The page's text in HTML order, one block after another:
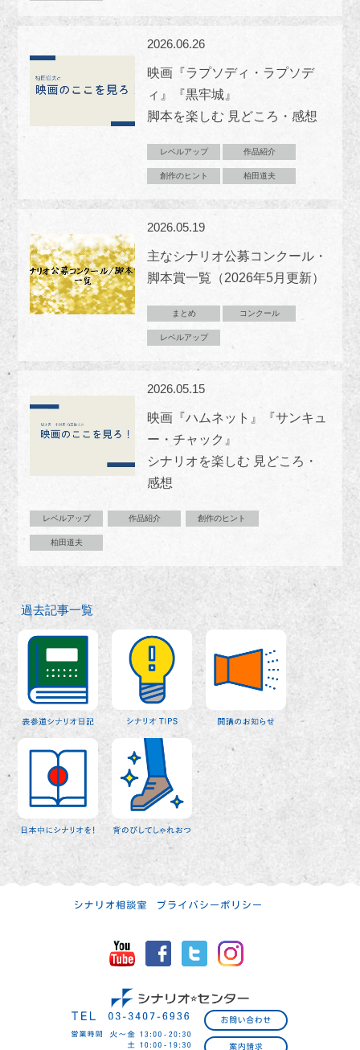
2026.06.26
映画『ラプソディ・ラプソデ
ィ』『黒牢城』
脚本を楽しむ 見どころ・感想
レベルアップ 作品紹介
創作のヒント 柏田道夫
2026.05.19
主なシナリオ公募コンクール・
脚本賞一覧（2026年5月更新）
まとめ コンクール
レベルアップ
2026.05.15
映画『ハムネット』『サンキュ
ー・チャック』
シナリオを楽しむ 見どころ・
感想
レベルアップ 作品紹介 創作のヒント
柏田道夫
過去記事一覧